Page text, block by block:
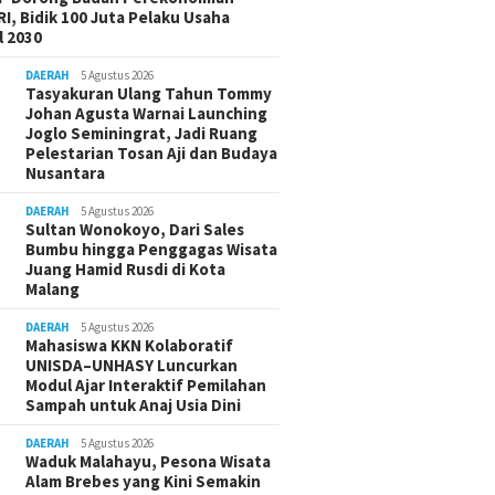
Bidik 100 Juta Pelaku Usaha
2030
DAERAH 5 Agustus 2026
Tasyakuran Ulang Tahun Tommy
Johan Agusta Warnai Launching
Joglo Seminingrat, Jadi Ruang
Pelestarian Tosan Aji dan Budaya
Nusantara
DAERAH 5 Agustus 2026
Sultan Wonokoyo, Dari Sales
Bumbu hingga Penggagas Wisata
Juang Hamid Rusdi di Kota
Malang
DAERAH 5 Agustus 2026
Mahasiswa KKN Kolaboratif
UNISDA–UNHASY Luncurkan
Modul Ajar Interaktif Pemilahan
Sampah untuk Anaj Usia Dini
DAERAH 5 Agustus 2026
Waduk Malahayu, Pesona Wisata
Alam Brebes yang Kini Semakin